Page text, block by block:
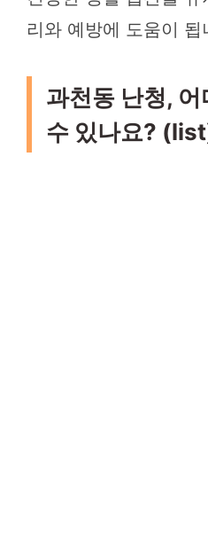
리와 예방에 도움이 됩
과천동 난청,
수 있나요?